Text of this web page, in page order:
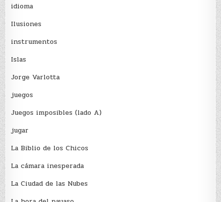
idioma
Ilusiones
instrumentos
Islas
Jorge Varlotta
juegos
Juegos imposibles (lado A)
jugar
La Biblio de los Chicos
La cámara inesperada
La Ciudad de las Nubes